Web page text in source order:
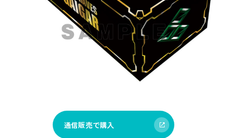
通信販売で購入